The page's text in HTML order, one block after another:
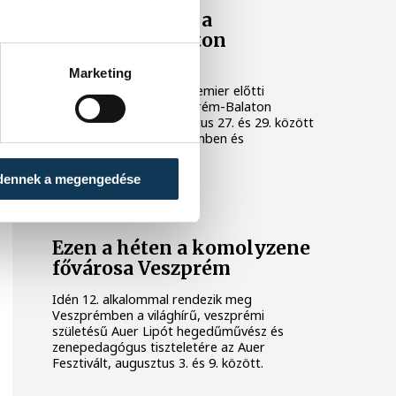
Marketing
a megengedése
Filmpremierek a
Veszprém-Balaton
Két premierrel és egy premier előtti
vetítéssel készül a Veszprém-Balaton
Filmpiknik, amely augusztus 27. és 29. között
várja a nézőket Veszprémben és
Balatonfüreden.
KULTÚRA
Ezen a héten a komolyzene
fővárosa Veszprém
Idén 12. alkalommal rendezik meg
Veszprémben a világhírű, veszprémi
születésű Auer Lipót hegedűművész és
zenepedagógus tiszteletére az Auer
Fesztivált, augusztus 3. és 9. között.